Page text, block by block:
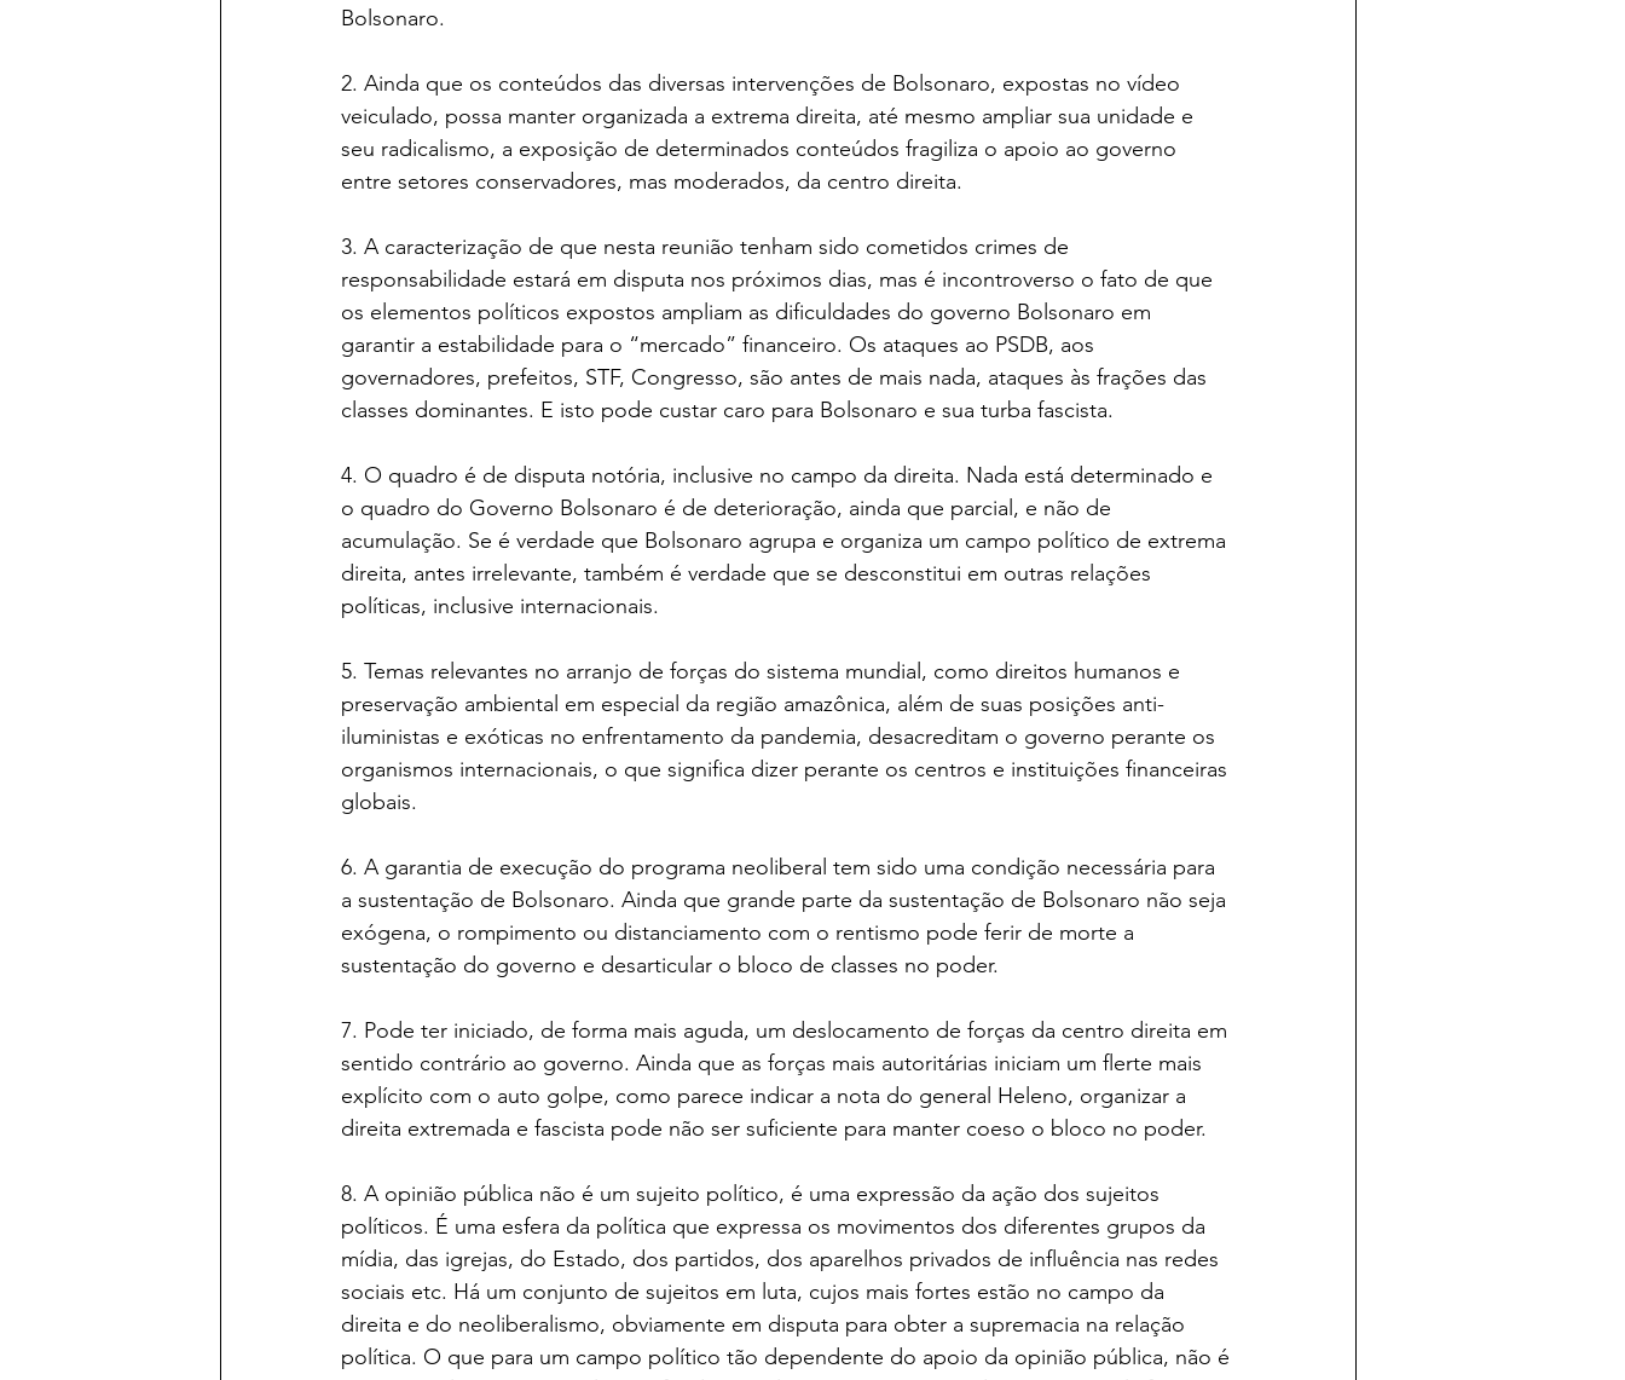
Bolsonaro.
2. Ainda que os conteúdos das diversas intervenções de Bolsonaro, expostas no vídeo
veiculado, possa manter organizada a extrema direita, até mesmo ampliar sua unidade e
seu radicalismo, a exposição de determinados conteúdos fragiliza o apoio ao governo
entre setores conservadores, mas moderados, da centro direita.
3. A caracterização de que nesta reunião tenham sido cometidos crimes de
responsabilidade estará em disputa nos próximos dias, mas é incontroverso o fato de que
os elementos políticos expostos ampliam as dificuldades do governo Bolsonaro em
garantir a estabilidade para o “mercado” financeiro. Os ataques ao PSDB, aos
governadores, prefeitos, STF, Congresso, são antes de mais nada, ataques às frações das
classes dominantes. E isto pode custar caro para Bolsonaro e sua turba fascista.
4. O quadro é de disputa notória, inclusive no campo da direita. Nada está determinado e
o quadro do Governo Bolsonaro é de deterioração, ainda que parcial, e não de
acumulação. Se é verdade que Bolsonaro agrupa e organiza um campo político de extrema
direita, antes irrelevante, também é verdade que se desconstitui em outras relações
políticas, inclusive internacionais.
5. Temas relevantes no arranjo de forças do sistema mundial, como direitos humanos e
preservação ambiental em especial da região amazônica, além de suas posições anti-
iluministas e exóticas no enfrentamento da pandemia, desacreditam o governo perante os
organismos internacionais, o que significa dizer perante os centros e instituições financeiras
globais.
6. A garantia de execução do programa neoliberal tem sido uma condição necessária para
a sustentação de Bolsonaro. Ainda que grande parte da sustentação de Bolsonaro não seja
exógena, o rompimento ou distanciamento com o rentismo pode ferir de morte a
sustentação do governo e desarticular o bloco de classes no poder.
7. Pode ter iniciado, de forma mais aguda, um deslocamento de forças da centro direita em
sentido contrário ao governo. Ainda que as forças mais autoritárias iniciam um flerte mais
explícito com o auto golpe, como parece indicar a nota do general Heleno, organizar a
direita extremada e fascista pode não ser suficiente para manter coeso o bloco no poder.
8. A opinião pública não é um sujeito político, é uma expressão da ação dos sujeitos
políticos. É uma esfera da política que expressa os movimentos dos diferentes grupos da
mídia, das igrejas, do Estado, dos partidos, dos aparelhos privados de influência nas redes
sociais etc. Há um conjunto de sujeitos em luta, cujos mais fortes estão no campo da
direita e do neoliberalismo, obviamente em disputa para obter a supremacia na relação
política. O que para um campo político tão dependente do apoio da opinião pública, não é